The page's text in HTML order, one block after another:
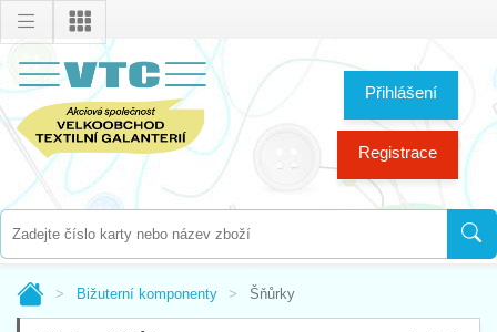
Přihlášení
Registrace
Bižuterní komponenty Šňůrky